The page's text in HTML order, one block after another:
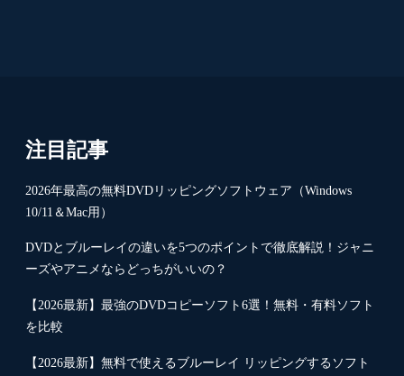
注目記事
2026年最高の無料DVDリッピングソフトウェア（Windows
10/11＆Mac用）
DVDとブルーレイの違いを5つのポイントで徹底解説！ジャニ
ーズやアニメならどっちがいいの？
【2026最新】最強のDVDコピーソフト6選！無料・有料ソフト
を比較
【2026最新】無料で使えるブルーレイ リッピングするソフト